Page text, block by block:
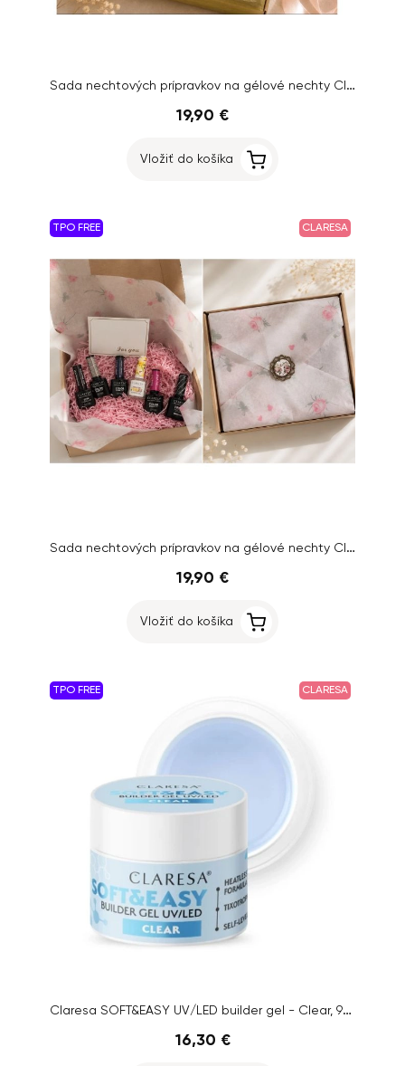
Sada nechtových prípravkov na gélové nechty Claresa
19,90 €
Vložiť do košíka
TPO FREE CLARESA
Sada nechtových prípravkov na gélové nechty Claresa
19,90 €
Vložiť do košíka
TPO FREE CLARESA
Claresa SOFT&EASY UV/LED builder gel - Clear, 90g
16,30 €